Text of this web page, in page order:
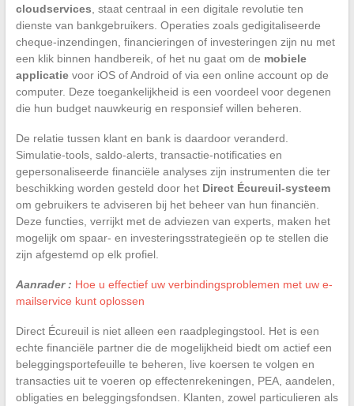
cloudservices , staat centraal in een digitale revolutie ten
dienste van bankgebruikers. Operaties zoals gedigitaliseerde
cheque-inzendingen, financieringen of investeringen zijn nu met
een klik binnen handbereik, of het nu gaat om de mobiele
applicatievoor iOS of Android of via een online account op de
computer. Deze toegankelijkheid is een voordeel voor degenen
die hun budget nauwkeurig en responsief willen beheren.
De relatie tussen klant en bank is daardoor veranderd.
Simulatie-tools, saldo-alerts, transactie-notificaties en
gepersonaliseerde financiële analyses zijn instrumenten die ter
beschikking worden gesteld door het Direct Écureuil-systeem
om gebruikers te adviseren bij het beheer van hun financiën.
Deze functies, verrijkt met de adviezen van experts, maken het
mogelijk om spaar- en investeringsstrategieën op te stellen die
zijn afgestemd op elk profiel.
Aanrader : Hoe u effectief uw verbindingsproblemen met uw e-
mailservice kunt oplossen
Direct Écureuil is niet alleen een raadplegingstool. Het is een
echte financiële partner die de mogelijkheid biedt om actief een
beleggingsportefeuille te beheren, live koersen te volgen en
transacties uit te voeren op effectenrekeningen, PEA, aandelen,
obligaties en beleggingsfondsen. Klanten, zowel particulieren als